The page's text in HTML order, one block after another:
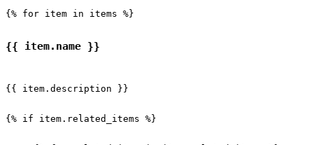
{{ item.name }}
{{ item.description }}